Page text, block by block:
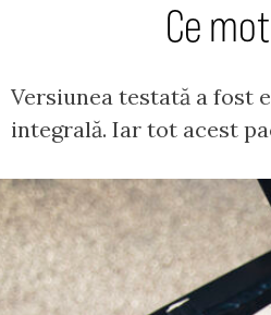
Ce
Versiunea testată a fost
integrală. Iar tot acest